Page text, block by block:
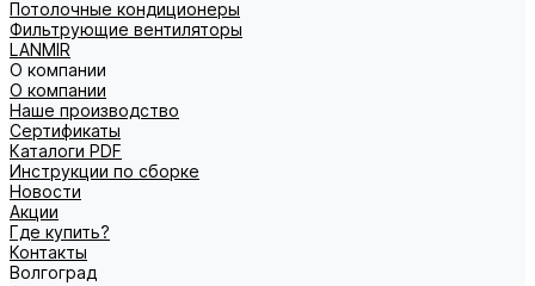
Потолочные кондиционеры
Фильтрующие вентиляторы
LANMIR
О компании
О компании
Наше производство
Сертификаты
Каталоги PDF
Инструкции по сборке
Новости
Акции
Где купить?
Контакты
Волгоград